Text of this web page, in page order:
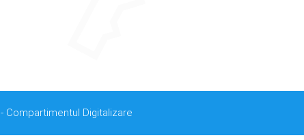
Compartimentul Digitalizare